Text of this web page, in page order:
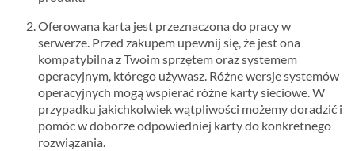
Oferowana karta jest przeznaczona do pracy w
serwerze. Przed zakupem upewnij się, że jest ona
kompatybilna z Twoim sprzętem oraz systemem
operacyjnym, którego używasz. Różne wersje systemów
operacyjnych mogą wspierać różne karty sieciowe. W
przypadku jakichkolwiek wątpliwości możemy doradzić i
pomóc w doborze odpowiedniej karty do konkretnego
rozwiązania.